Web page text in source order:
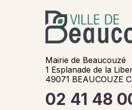
Mairie de Beaucouzé
1 Esplanade de la
49071 BEAUCOUZE
02 41 48